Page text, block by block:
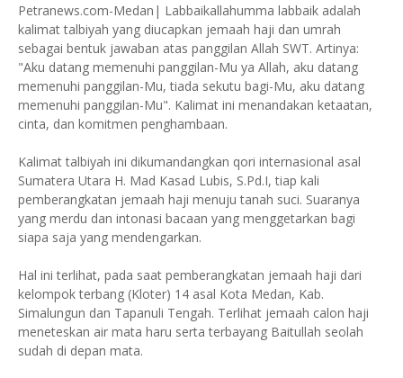
Petranews.com-Medan| Labbaikallahumma labbaik adalah
kalimat talbiyah yang diucapkan jemaah haji dan umrah
sebagai bentuk jawaban atas panggilan Allah SWT. Artinya:
"Aku datang memenuhi panggilan-Mu ya Allah, aku datang
memenuhi panggilan-Mu, tiada sekutu bagi-Mu, aku datang
memenuhi panggilan-Mu". Kalimat ini menandakan ketaatan,
cinta, dan komitmen penghambaan.
Kalimat talbiyah ini dikumandangkan qori internasional asal
Sumatera Utara H. Mad Kasad Lubis, S.Pd.I, tiap kali
pemberangkatan jemaah haji menuju tanah suci. Suaranya
yang merdu dan intonasi bacaan yang menggetarkan bagi
siapa saja yang mendengarkan.
Hal ini terlihat, pada saat pemberangkatan jemaah haji dari
kelompok terbang (Kloter) 14 asal Kota Medan, Kab.
Simalungun dan Tapanuli Tengah. Terlihat jemaah calon haji
meneteskan air mata haru serta terbayang Baitullah seolah
sudah di depan mata.